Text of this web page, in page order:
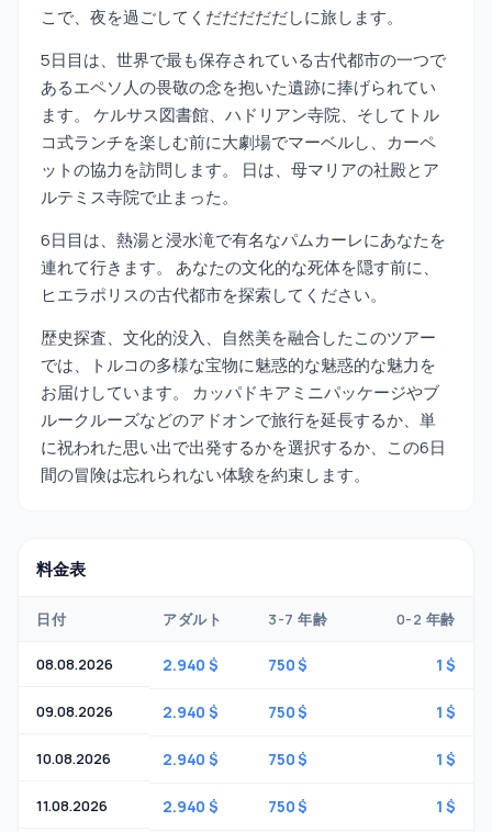
こで、夜を過ごしてくだだだだだしに旅します。
5日目は、世界で最も保存されている古代都市の一つで
あるエペソ人の畏敬の念を抱いた遺跡に捧げられてい
ます。 ケルサス図書館、ハドリアン寺院、そしてトル
コ式ランチを楽しむ前に大劇場でマーベルし、カーペ
ットの協力を訪問します。 日は、母マリアの社殿とア
ルテミス寺院で止まった。
6日目は、熱湯と浸水滝で有名なパムカーレにあなたを
連れて行きます。 あなたの文化的な死体を隠す前に、
ヒエラポリスの古代都市を探索してください。
歴史探査、文化的没入、自然美を融合したこのツアー
では、トルコの多様な宝物に魅惑的な魅惑的な魅力を
お届けしています。 カッパドキアミニパッケージやブ
ルークルーズなどのアドオンで旅行を延長するか、単
に祝われた思い出で出発するかを選択するか、この6日
間の冒険は忘れられない体験を約束します。
料金表
日付 アダルト 3-7 年齢 0-2 年齢
08.08.2026 2.940 $ 750 $ 1 $
09.08.2026 2.940 $ 750 $ 1 $
10.08.2026 2.940 $ 750 $ 1 $
11.08.2026 2.940 $ 750 $ 1 $